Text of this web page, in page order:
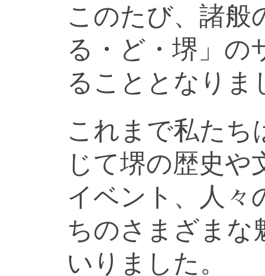
このたび、諸般
る・ど・堺」の
ることとなりま
これまで私たち
じて堺の歴史や
イベント、人々
ちのさまざまな
いりました。